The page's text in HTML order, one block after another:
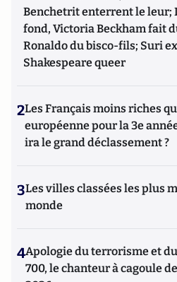
Benchetrit enterrent le leur;
fond, Victoria Beckham fait
Ronaldo du bisco-fils; Suri
Shakespeare queer
2Les Français moins riches
européenne pour la 3e
ira le grand déclassement ?
3Les villes classées les plus
monde
4Apologie du terrorisme et
700, le chanteur à cagoule